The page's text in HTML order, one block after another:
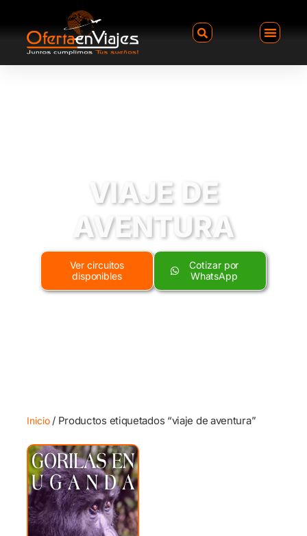
VIAJE DE
AVENTURA
Ver circuitos
disponibles
Cotizar por
WhatsApp
Inicio/ Productos etiquetados “viaje de aventura”